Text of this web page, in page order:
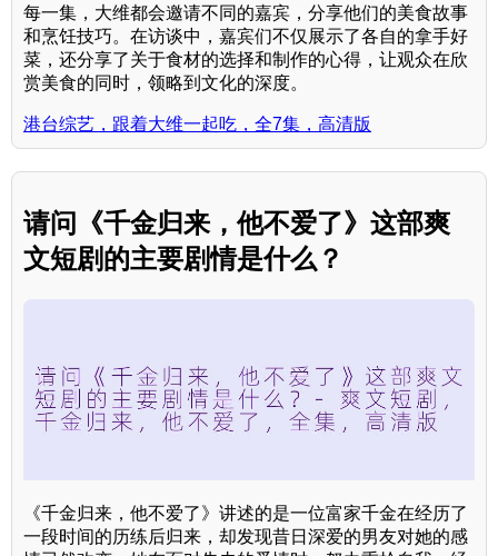
每一集，大维都会邀请不同的嘉宾，分享他们的美食故事
和烹饪技巧。在访谈中，嘉宾们不仅展示了各自的拿手好
菜，还分享了关于食材的选择和制作的心得，让观众在欣
赏美食的同时，领略到文化的深度。
港台综艺，跟着大维一起吃，全7集，高清版
请问《千金归来，他不爱了》这部爽
文短剧的主要剧情是什么？
《千金归来，他不爱了》讲述的是一位富家千金在经历了
一段时间的历练后归来，却发现昔日深爱的男友对她的感